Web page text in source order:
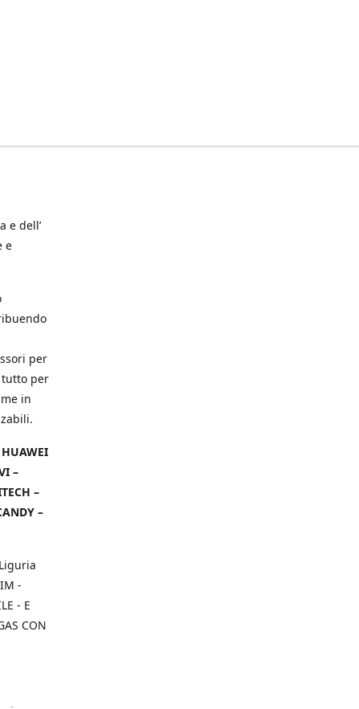
e dell’
e
per
per
in
–
–
–
-
- E
CON